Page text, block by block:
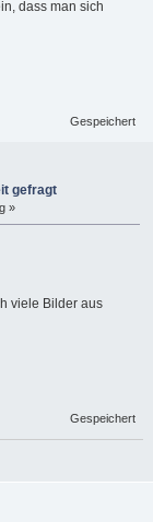
dass man sich
Gespeichert
gefragt
»
viele Bilder aus
Gespeichert